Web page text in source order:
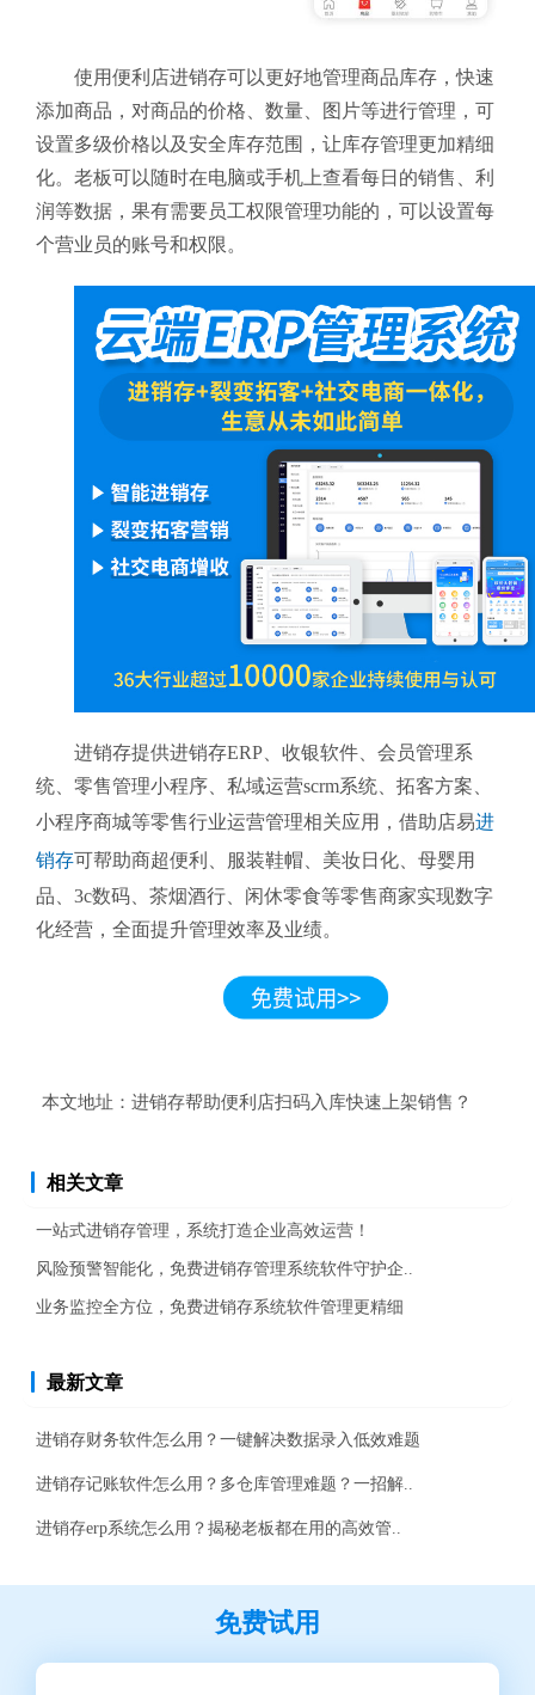
使用便利店进销存可以更好地管理商品库存，快速
添加商品，对商品的价格、数量、图片等进行管理，可
设置多级价格以及安全库存范围，让库存管理更加精细
化。老板可以随时在电脑或手机上查看每日的销售、利
润等数据，果有需要员工权限管理功能的，可以设置每
个营业员的账号和权限。
进销存提供进销存ERP、收银软件、会员管理系
统、零售管理小程序、私域运营scrm系统、拓客方案、
小程序商城等零售行业运营管理相关应用，借助店易进
销存可帮助商超便利、服装鞋帽、美妆日化、母婴用
品、3c数码、茶烟酒行、闲休零食等零售商家实现数字
化经营，全面提升管理效率及业绩。
本文地址： 进销存帮助便利店扫码入库快速上架销售？
相关文章
一站式进销存管理，系统打造企业高效运营！
风险预警智能化，免费进销存管理系统软件守护企..
业务监控全方位，免费进销存系统软件管理更精细
最新文章
进销存财务软件怎么用？一键解决数据录入低效难题
进销存记账软件怎么用？多仓库管理难题？一招解..
进销存erp系统怎么用？揭秘老板都在用的高效管..
免费试用